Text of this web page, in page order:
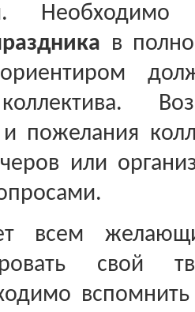
в
ориентиром
пожелания
или
всем
свой